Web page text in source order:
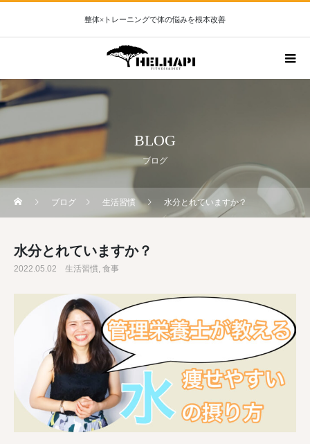
整体×トレーニングで体の悩みを根本改善
BLOG
ブログ
ブログ 生活習慣 水分とれていますか？
水分とれていますか？
2022.05.02 生活習慣 食事